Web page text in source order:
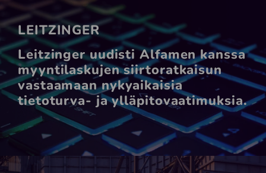
LEITZINGER
Leitzinger uudisti Alfamen kanssa
myyntilaskujen siirtoratkaisun
vastaamaan nykyaikaisia
tietoturva- ja ylläpitovaatimuksia.